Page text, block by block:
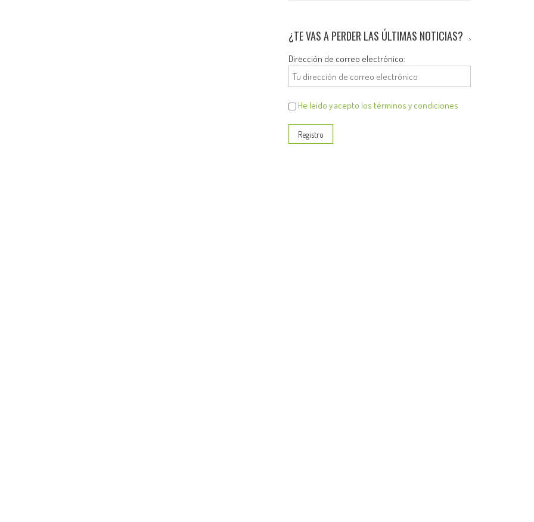
¿TE VAS A PERDER LAS ÚLTIMAS NOTICIAS?
Dirección de correo electrónico:
He leído y acepto los términos y condiciones